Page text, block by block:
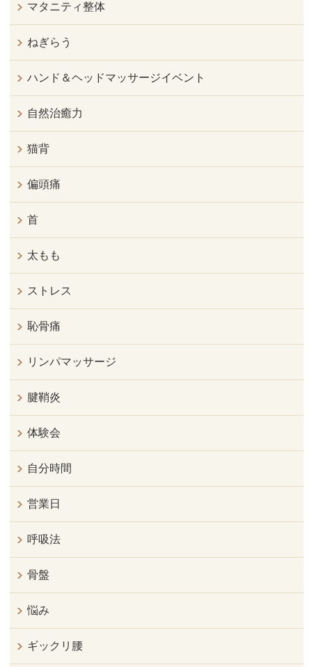
マタニティ整体
ねぎらう
ハンド＆ヘッドマッサージイベント
自然治癒力
猫背
偏頭痛
首
太もも
ストレス
恥骨痛
リンパマッサージ
腱鞘炎
体験会
自分時間
営業日
呼吸法
骨盤
悩み
ギックリ腰